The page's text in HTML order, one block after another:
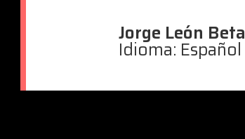
Jorge León
Idioma: Español